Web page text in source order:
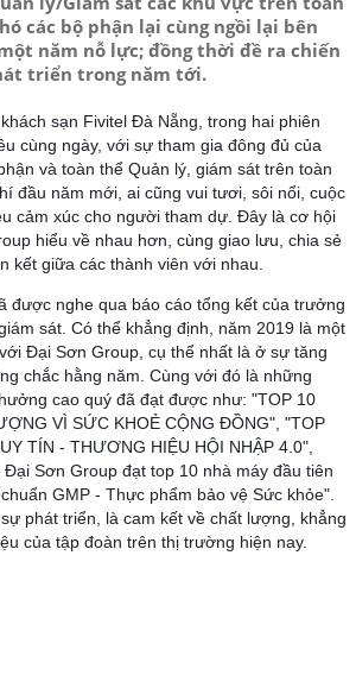
các bộ phận lại cùng ngồi lại bên
năm nỗ lực; đồng thời đề ra chiến
triển trong năm tới.
sạn Fivitel Đà Nẵng, trong hai phiên
cùng ngày, với sự tham gia đông đủ của
và toàn thể Quản lý, giám sát trên toàn
đầu năm mới, ai cũng vui tươi, sôi nổi, cuộc
cảm xúc cho người tham dự. Đây là cơ hội
hiểu về nhau hơn, cùng giao lưu, chia sẻ
kết giữa các thành viên với nhau.
được nghe qua báo cáo tổng kết của trưởng
sát. Có thể khẳng định, năm 2019 là một
Đại Sơn Group, cụ thể nhất là ở sự tăng
chắc hằng năm. Cùng với đó là những
cao quý đã đạt được như: "TOP 10
VÌ SỨC KHOẺ CỘNG ĐỒNG", "TOP
TÍN - THƯƠNG HIỆU HỘI NHẬP 4.0",
Sơn Group đạt top 10 nhà máy đầu tiên
GMP - Thực phẩm bảo vệ Sức khỏe".
phát triển, là cam kết về chất lượng, khẳng
của tập đoàn trên thị trường hiện nay.